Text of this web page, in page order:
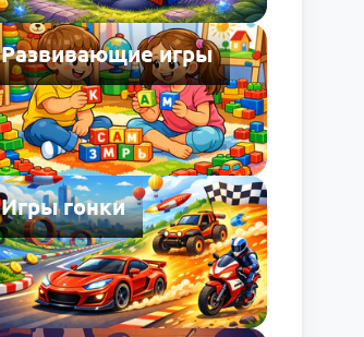
Развивающие игры
Игры гонки